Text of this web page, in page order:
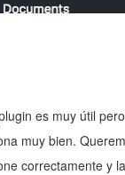
es muy útil
muy bien.
correctamente y